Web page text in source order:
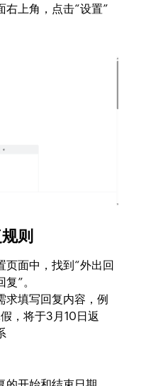
右上角，点击“设置”
则
页面中，找到“外出回
”。
求填写回复内容，例
，将于3月10日返